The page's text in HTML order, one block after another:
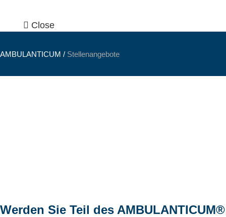
Close
AMBULANTICUM / Stellenangebote
Werden Sie Teil des AMBULANT